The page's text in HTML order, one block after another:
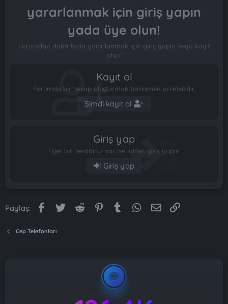
yararlanmak için giriş yapın
yada üye olun!
Forumdan daha fazla yararlanmak için giriş yapın veya kayıt
olun!
Kayıt ol
Forumda bir hesap oluşturmak tamamen ücretsizdir.
Şimdi kayıt ol
Giriş yap
Eğer bir hesabınız var ise lütfen giriş yapın
Giriş yap
Paylaş: Facebook
Twitter Reddit PinterestTumblr WhatsApp
E-posta
Cep Telefonları